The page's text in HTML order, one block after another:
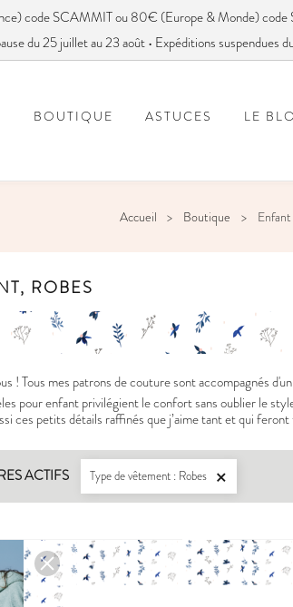
code SCAMMIT ou 80€ (Europe & Monde)
du 25 juillet au 23 août • Expéditions suspendues
BOUTIQUE ASTUCES LE
Accueil Boutique Enfant
PDF:12,90 €
POCHETTE:17,90 €
ROBES
! Tous mes patrons de couture sont accompagnés
pour enfant privilégient le confort sans oublier le
ces petits détails raffinés que j’aime tant et qui
ACTIFS Type de vêtement : Robes 